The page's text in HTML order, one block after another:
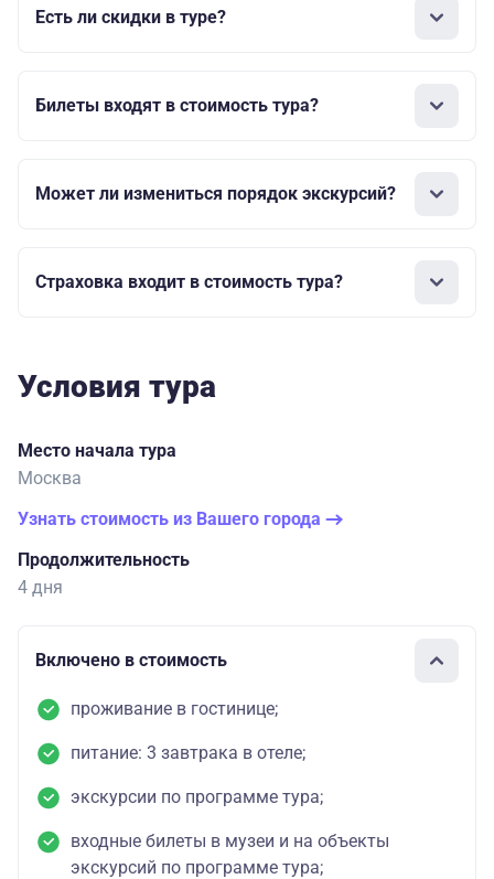
Есть ли скидки в туре?
Билеты входят в стоимость тура?
Может ли измениться порядок экскурсий?
Страховка входит в стоимость тура?
Условия тура
Место начала тура
Москва
Узнать стоимость из Вашего города
Продолжительность
4 дня
Включено в стоимость
проживание в гостинице;
питание: 3 завтрака в отеле;
экскурсии по программе тура;
входные билеты в музеи и на объекты
экскурсий по программе тура;